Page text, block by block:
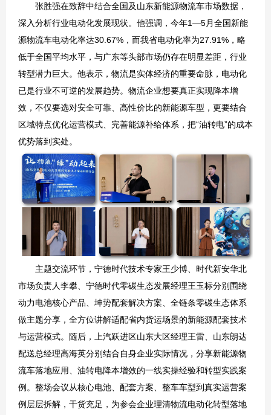
张胜强在致辞中结合全国及山东新能源物流车市场数据，
深入分析行业电动化发展现状。他强调，今年1—5月全国新能
源物流车电动化率达30.67%，而我省电动化率为27.91%，略
低于全国平均水平，与广东等头部市场仍存在明显差距，行业
转型潜力巨大。他表示，物流是实体经济的重要命脉，电动化
已是行业不可逆的发展趋势。物流企业想要真正实现降本增
效，不仅要选对安全可靠、高性价比的新能源车型，更要结合
区域特点优化运营模式、完善能源补给体系，把“油转电”的成本
优势落到实处。
主题交流环节，宁德时代技术专家王少博、时代新安华北
市场负责人李攀、宁德时代零碳生态发展经理王玉标分别围绕
动力电池核心产品、坤势配套解决方案、全链条零碳生态体系
做主题分享，全方位讲解适配省内货运场景的新能源配套技术
与运营模式。随后，上汽跃进区山东大区经理王雷、山东朗达
配送总经理高海英分别结合自身企业实际情况，分享新能源物
流车落地应用、油转电降本增效的一线实操经验和转型实践案
例。整场会议从核心电池、配套方案、整车车型到真实运营案
例层层拆解，干货充足，为参会企业理清物流电动化转型落地